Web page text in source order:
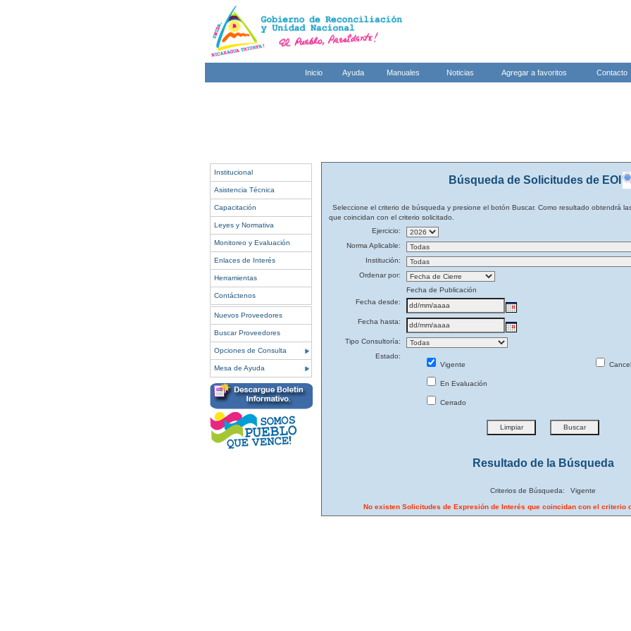
Inicio Ayuda Manuales Noticias Agregar a favoritos Contacto
Institucional
Asistencia Técnica
Capacitación
Leyes y Normativa
Monitoreo y Evaluación
Enlaces de Interés
Herramientas
Contáctenos
Nuevos Proveedores
Buscar Proveedores
Opciones de Consulta
Mesa de Ayuda
Búsqueda de Solicitudes de EOI
Seleccione el criterio de búsqueda y presione el botón Buscar. Como resultado obtendrá
que coincidan con el criterio solicitado.
Ejercicio:
Norma Aplicable:
Institución:
Ordenar por:
Fecha de Publicación
Fecha desde:
Fecha hasta:
Tipo Consultoría:
Estado:
Vigente
En Evaluación
Cerrado
Resultado de la Búsqueda
Criterios de Búsqueda: Vigente
No existen Solicitudes de Expresión de Interés que coincidan con el criterio